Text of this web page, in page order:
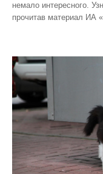
немало интересного.
прочитав материал ИА